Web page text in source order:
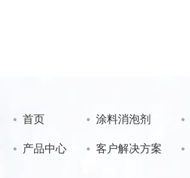
首页 涂料消泡剂
产品中心 客户解决方案